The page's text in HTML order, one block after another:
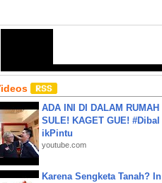
ADA INI DI DALAM RUMAH
SULE! KAGET GUE! #Dibal
ikPintu
youtube.com
Karena Sengketa Tanah? In